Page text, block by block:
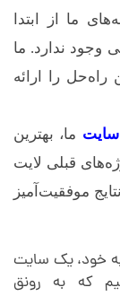
ما از ابتدا
ندارد. ما
راه‌حل را ارائه
سایت ما، بهترین
قبلی لایت
موفقیت‌آمیز
خود، یک سایت
که به رونق